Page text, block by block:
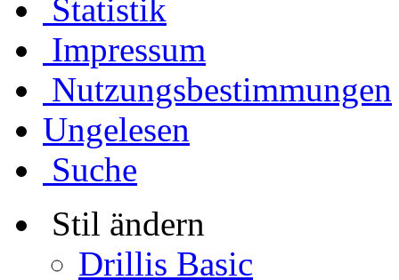
Statistik
Impressum
Nutzungsbestimmungen
Ungelesen
Suche
Stil ändern
Drillis Basic